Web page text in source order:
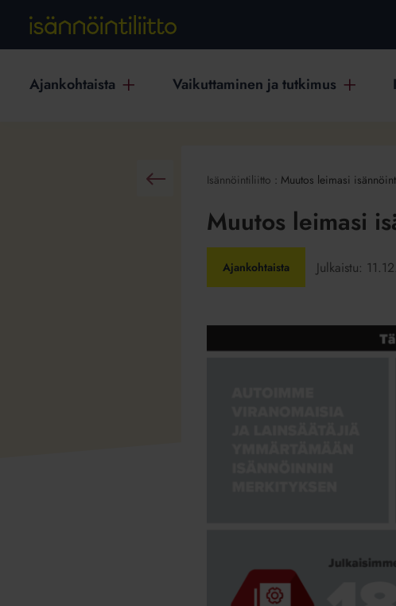
Ajankohtaista Vaikuttaminen ja tutkimus
Takaisin Isännöintiliitto : Muutos leimasi
Muutos leimasi
Ajankohtaista Julkaistu: